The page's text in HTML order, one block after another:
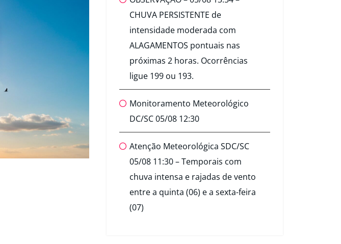
CHUVA PERSISTENTE de
intensidade moderada com
ALAGAMENTOS pontuais nas
próximas 2 horas. Ocorrências
ligue 199 ou 193.
Monitoramento Meteorológico
DC/SC 05/08 12:30
Atenção Meteorológica SDC/SC
05/08 11:30 – Temporais com
chuva intensa e rajadas de vento
entre a quinta (06) e a sexta-feira
(07)